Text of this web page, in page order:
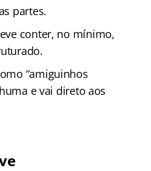
partes.
conter, no mínimo,
“amiguinhos
e vai direto aos